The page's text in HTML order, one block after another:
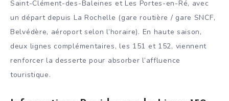
Saint-Clément-des-Baleines et Les Portes-en-Ré, avec
un départ depuis La Rochelle (gare routière / gare SNCF,
Belvédère, aéroport selon l’horaire). En haute saison,
deux lignes complémentaires, les 151 et 152, viennent
renforcer la desserte pour absorber l’affluence
touristique.